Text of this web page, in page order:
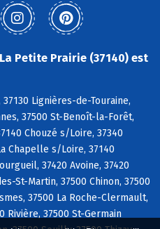
Petite Prairie (37140) est
Lignières-de-Touraine,
37500 St-Benoît-la-Forêt,
Chouzé s/Loire, 37340
Chapelle s/Loire, 37140
37420 Avoine, 37420
St-Martin, 37500 Chinon, 37500
37500 La Roche-Clermault,
Rivière, 37500 St-Germain